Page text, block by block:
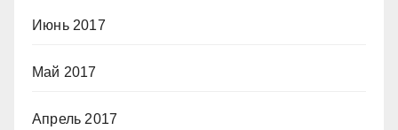
Июнь 2017
Май 2017
Апрель 2017